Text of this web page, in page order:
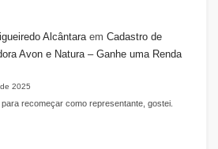
Alcântara emCadastro de
Avon e Natura – Ganhe uma Renda
2025
recomeçar como representante, gostei.